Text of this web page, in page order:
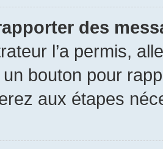
des
l’a permis,
bouton pour
aux étapes